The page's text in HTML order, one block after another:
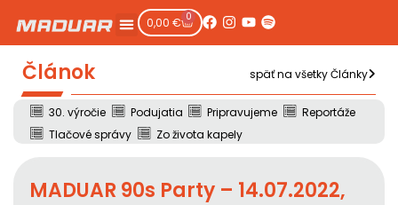
0,00 € 0
Článok späť na všetky Články
30. výročie Podujatia Pripravujeme
Reportáže
Tlačové správy
Zo života kapely
MADUAR 90s Party – 14.07.2022,